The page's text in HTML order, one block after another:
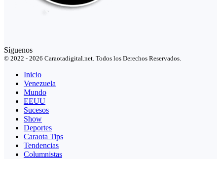
Síguenos
© 2022 - 2026 Caraotadigital.net. Todos los Derechos Reservados.
Inicio
Venezuela
Mundo
EEUU
Sucesos
Show
Deportes
Caraota Tips
Tendencias
Columnistas